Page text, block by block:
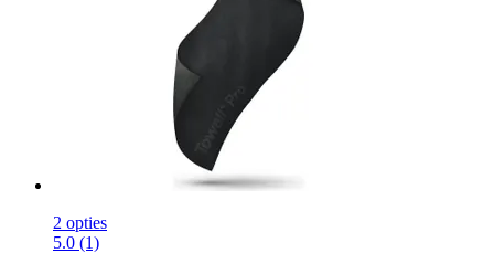
2 opties
5.0 (1)